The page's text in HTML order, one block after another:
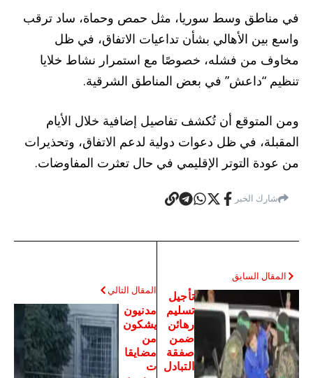
في مناطق وسط سوريا، مثل حمص وحماة، ساد ترقب
واسع بين الأهالي بشأن تداعيات الاتفاق، في ظل
مخاوف من فشله، خصوصًا مع استمرار نشاط خلايا
تنظيم “داعش” في بعض المناطق الشرقية.
ومن المتوقع أن تُكشف تفاصيل إضافية خلال الأيام
المقبلة، في ظل دعوات دولية لدعم الاتفاق، وتحذيرات
من عودة التوتر الإقليمي في حال تعثرت المفاوضات.
شارك الخبر
المقال السابق
تأجيل
تسليم
رهائن
ضمن
صفقة
التبادل
المقال التالي
مدنيون
يشكون
من
مضايقا
ت